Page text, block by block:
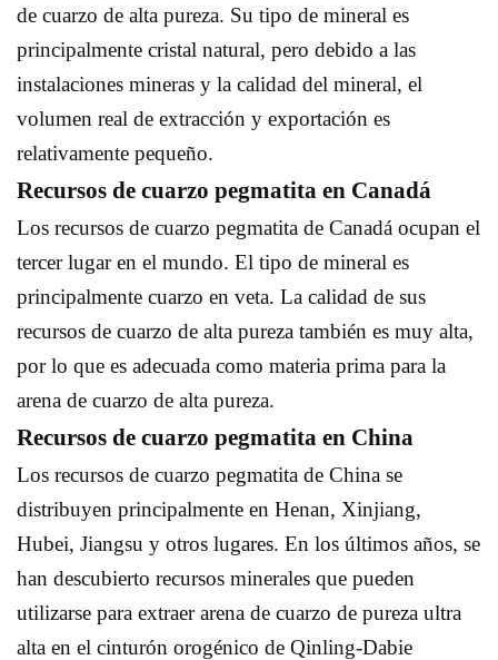
de cuarzo de alta pureza. Su tipo de mineral es
principalmente cristal natural, pero debido a las
instalaciones mineras y la calidad del mineral, el
volumen real de extracción y exportación es
relativamente pequeño.
Recursos de cuarzo pegmatita en Canadá
Los recursos de cuarzo pegmatita de Canadá ocupan el
tercer lugar en el mundo. El tipo de mineral es
principalmente cuarzo en veta. La calidad de sus
recursos de cuarzo de alta pureza también es muy alta,
por lo que es adecuada como materia prima para la
arena de cuarzo de alta pureza.
Recursos de cuarzo pegmatita en China
Los recursos de cuarzo pegmatita de China se
distribuyen principalmente en Henan, Xinjiang,
Hubei, Jiangsu y otros lugares. En los últimos años, se
han descubierto recursos minerales que pueden
utilizarse para extraer arena de cuarzo de pureza ultra
alta en el cinturón orogénico de Qinling-Dabie